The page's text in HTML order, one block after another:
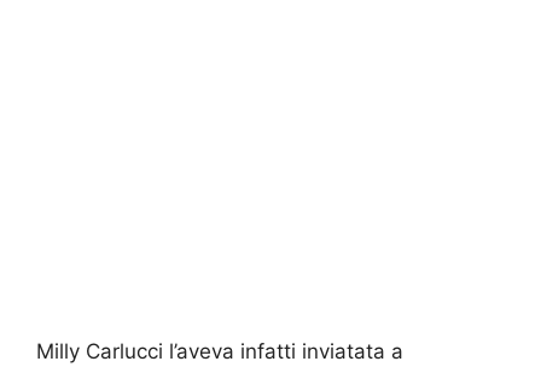
Milly Carlucci l’aveva infatti inviatata a